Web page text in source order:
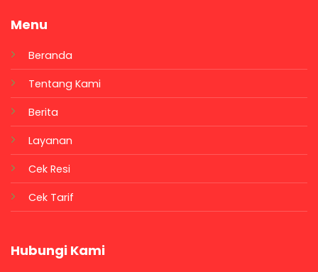
Menu
Beranda
Tentang Kami
Berita
Layanan
Cek Resi
Cek Tarif
Hubungi Kami